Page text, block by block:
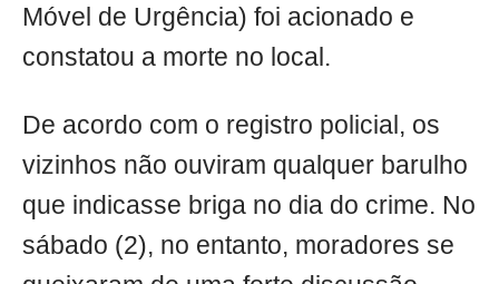
Móvel de Urgência) foi acionado e
constatou a morte no local.
De acordo com o registro policial, os
vizinhos não ouviram qualquer barulho
que indicasse briga no dia do crime. No
sábado (2), no entanto, moradores se